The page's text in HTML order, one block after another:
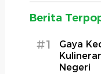
Berita
#1
Gaya
Negeri